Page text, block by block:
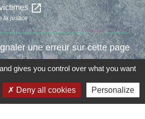
open_in_new
la justice
une erreur sur cette page
gives you control over what you want
Deny all cookies Personalize